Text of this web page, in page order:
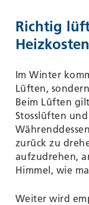
Richtig
Im Winter
Lüften,
Beim Lüften
Stosslüften
zurück zu
aufzudrehen,
Himmel, wie
Weiter wird